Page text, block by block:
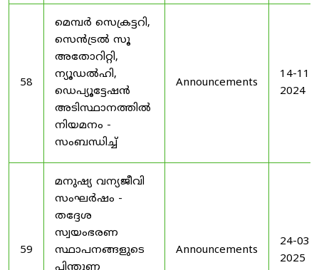
58
മെമ്പർ സെക്രട്ടറി,
സെൻട്രൽ സൂ
അതോറിറ്റി,
ന്യൂഡൽഹി,
ഡെപ്യൂട്ടേഷൻ
അടിസ്ഥാനത്തിൽ
നിയമനം -
സംബന്ധിച്ച്
Announcements
14-11-
2024
59
മനുഷ്യ വന്യജീവി
സംഘർഷം -
തദ്ദേശ
സ്വയംഭരണ
സ്ഥാപനങ്ങളുടെ
Announcements
24-03-
2025